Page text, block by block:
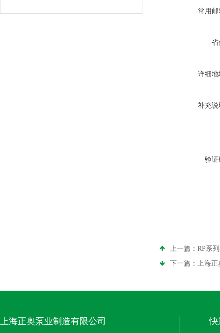
常用邮
省
详细地
补充说
验证
上一篇： RP系
下一篇： 上海正
上海正奥泵业制造有限公司 快